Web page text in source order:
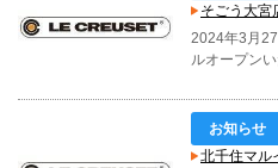
そごう大宮
2024年3月
ルオープンい
お知らせ
北千住マル